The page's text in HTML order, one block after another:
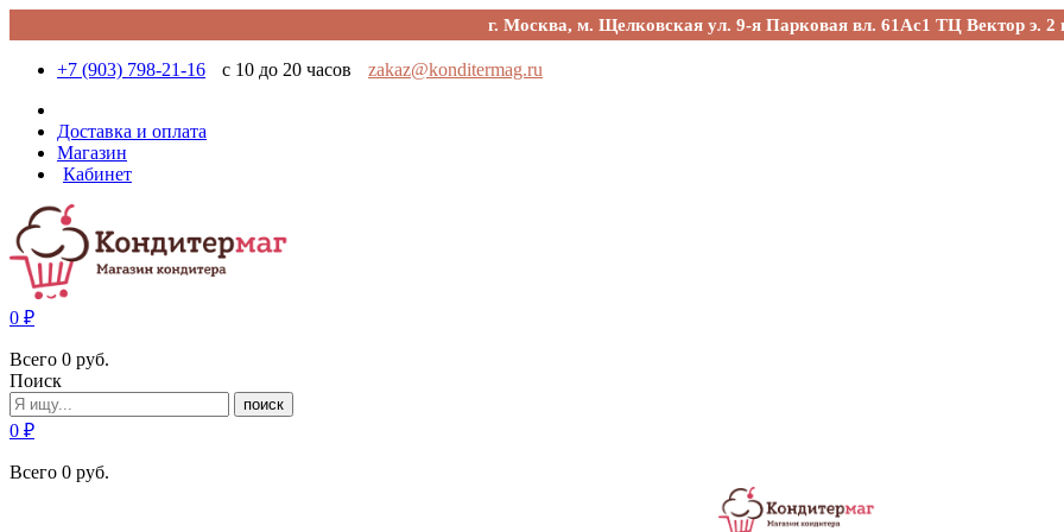
г. Москва, м. Щелковская ул. 9-я Парковая вл. 61Ас1 ТЦ Вектор э. 2
+7 (903) 798-21-16 с 10 до 20 часов zakaz@konditermag.ru
Доставка и оплата
Магазин
Кабинет
0 ₽
Всего 0 руб.
Поиск
поиск
0 ₽
Всего 0 руб.